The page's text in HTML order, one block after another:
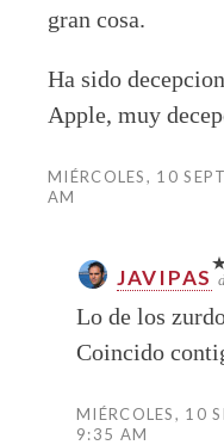
gran cosa.
Ha sido
Apple, muy
MIÉRCOLES, 10
AM
JAVIPAS
Lo de los
Coincido
MIÉRCOLES, 10
9:35 AM